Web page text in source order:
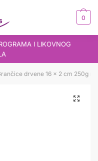
0
I LIKOVNOG
drvene 16 x 2 cm 250g